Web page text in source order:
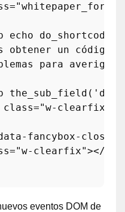
="whitepaper_form
echo do_shortcode
obtener un código
para
averiguar
the_sub_field ('
class="w- clearfix
- fancybox- close
="w- clearfix"></
eventos DOM de